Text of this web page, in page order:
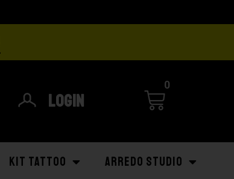
Login
0
KIT TATTOO
ARREDO STUDIO